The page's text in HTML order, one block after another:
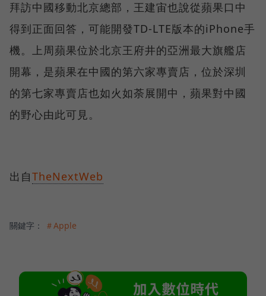
拜訪中國移動北京總部，王建宙也說從蘋果口中
得到正面回答，可能開發TD-LTE版本的iPhone手
機。上周蘋果位於北京王府井的亞洲最大旗艦店
開幕，是蘋果在中國的第六家專賣店，位於深圳
的第七家專賣店也如火如荼展開中，蘋果對中國
的野心由此可見。
出自TheNextWeb
關鍵字： ＃Apple